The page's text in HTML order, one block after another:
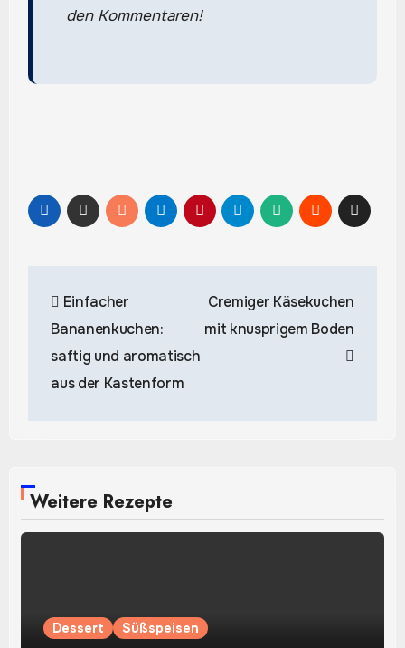
den Kommentaren!
Einfacher
Bananenkuchen:
saftig und aromatisch
aus der Kastenform
Cremiger Käsekuchen
mit knusprigem Boden
Weitere Rezepte
Dessert Süßspeisen